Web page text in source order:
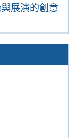
展演的創意